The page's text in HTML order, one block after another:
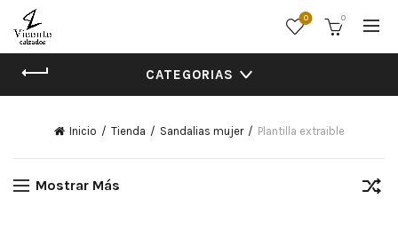
0 0
CATEGORIAS
Inicio Tienda Sandalias mujer Plantilla extraible
Mostrar Más